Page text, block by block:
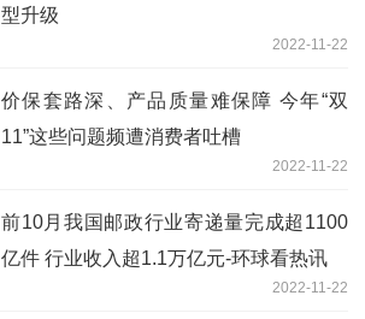
型升级
2022-11-22
价保套路深、产品质量难保障 今年“双
11”这些问题频遭消费者吐槽
2022-11-22
前10月我国邮政行业寄递量完成超1100
亿件 行业收入超1.1万亿元-环球看热讯
2022-11-22